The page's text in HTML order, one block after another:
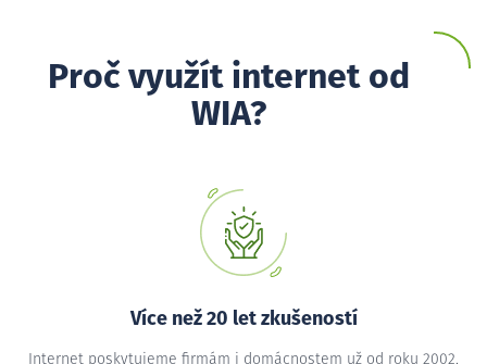
Proč využít internet od
WIA?
Více než 20 let zkušeností
Internet poskytujeme firmám i domácnostem už od roku 2002,